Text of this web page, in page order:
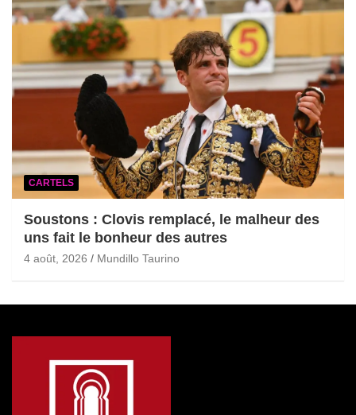
CARTELS
Soustons : Clovis remplacé, le malheur des
uns fait le bonheur des autres
4 août, 2026 Mundillo Taurino